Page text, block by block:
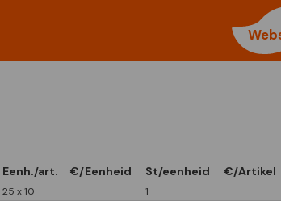
Eenh./art. €/Eenheid St/eenheid €/Artikel
25 x 10 1